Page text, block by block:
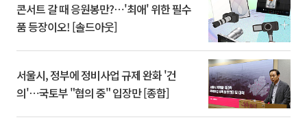
콘서트 갈 때 응원봉만?⋯'최애' 위한 필수
품 등장이오! [솔드아웃]
서울시, 정부에 정비사업 규제 완화 '건
의'⋯국토부 "협의 중" 입장만 [종합]